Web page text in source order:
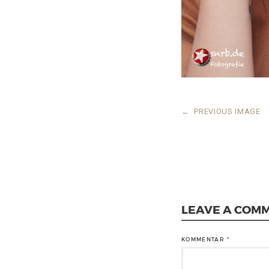
← PREVIOUS IMAGE
LEAVE A
KOMMENTAR *